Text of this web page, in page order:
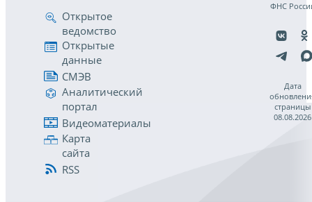
Открытое
ведомство
Открытые
данные
СМЭВ
Аналитический
портал
Видеоматериалы
Карта
сайта
RSS
ФНС
Дата
страницы
08.08.2026